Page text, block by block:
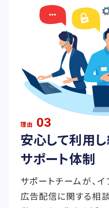
理由 03
安心して利用
サポート体制
サポートチームが、
広告配信に関する相